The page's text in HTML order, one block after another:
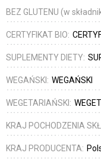
BEZ GLUTENU (w
CERTYFIKAT BIO:
SUPLEMENTY DIETY:
WEGAŃSKI: WEGAŃSKI
WEGETARIAŃSKI:
KRAJ POCHODZENIA
KRAJ PRODUCENTA: